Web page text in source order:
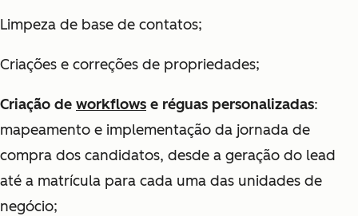
Limpeza de base de contatos;
Criações e correções de propriedades;
Criação de workflows e réguas personalizadas:
mapeamento e implementação da jornada de
compra dos candidatos, desde a geração do lead
até a matrícula para cada uma das unidades de
negócio;